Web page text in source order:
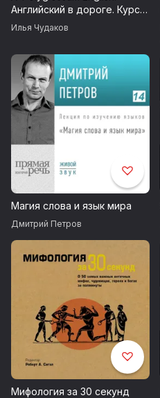
Английский в дороге. Курс
для начинающих
Илья Чудаков
Магия слова и язык мира
Дмитрий Петров
Мифология за 30 секунд